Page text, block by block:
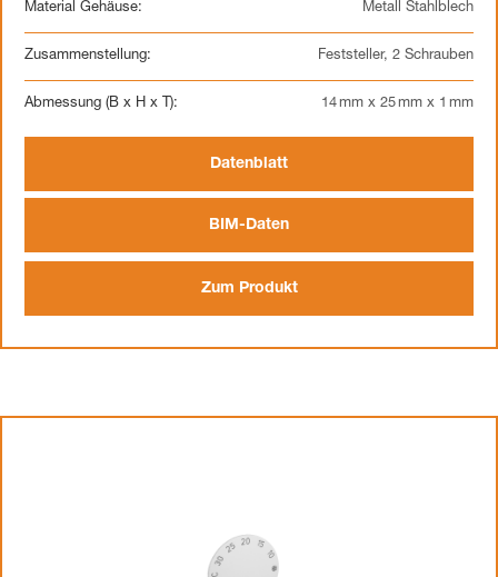
Material Gehäuse: Metall Stahlblech
Zusammenstellung: Feststeller, 2 Schrauben
Abmessung (B x H x T): 14 mm x 25 mm x 1 mm
Datenblatt
BIM-Daten
Zum Produkt